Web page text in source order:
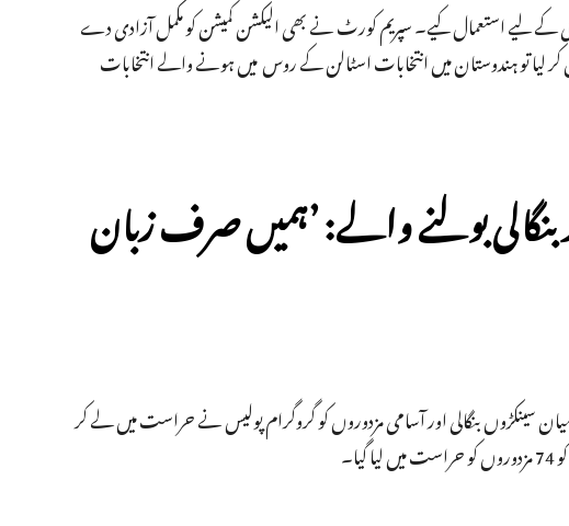
کے لیے استعمال کیے۔ سپریم کورٹ نے بھی الیکشن کمیشن کو مکمل آزادی دے
لیا تو ہندوستان میں انتخابات اسٹالن کے روس میں ہونے والے انتخابات
بنگالی بولنے والے: ’ہمیں صرف زبان
بنگالی اور آسامی مزدوروں کو گروگرام پولیس نے حراست میں لے کر